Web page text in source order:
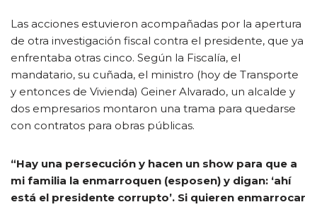
Las acciones estuvieron acompañadas por la apertura
de otra investigación fiscal contra el presidente, que ya
enfrentaba otras cinco. Según la Fiscalía, el
mandatario, su cuñada, el ministro (hoy de Transporte
y entonces de Vivienda) Geiner Alvarado, un alcalde y
dos empresarios montaron una trama para quedarse
con contratos para obras públicas.
“Hay una persecución y hacen un show para que a
mi familia la enmarroquen (esposen) y digan: ‘ahí
está el presidente corrupto’. Si quieren enmarrocar